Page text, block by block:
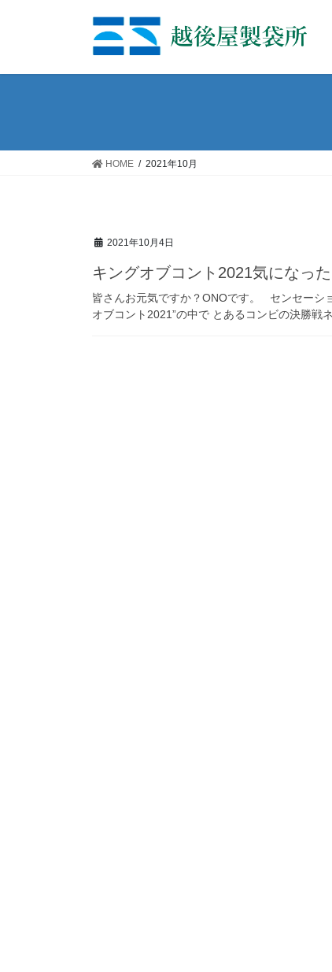
HOME 2021年10月
2021年10月4日
キングオブコント2021気になっ
皆さんお元気ですか？ONOです。 センセーシ
オブコント2021”の中で とあるコンビの決勝